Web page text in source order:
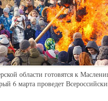
области готовятся к
6 марта проведет